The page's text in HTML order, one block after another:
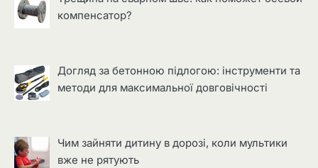
компенсатор?
Догляд за бетонною підлогою: інструменти та
методи для максимальної довговічності
Чим зайняти дитину в дорозі, коли мультики
вже не рятують